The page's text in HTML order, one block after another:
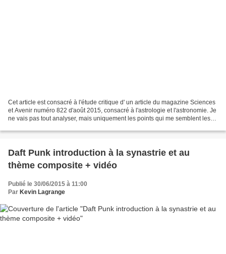
Cet article est consacré à l'étude critique d' un article du magazine Sciences
et Avenir numéro 822 d'août 2015, consacré à l'astrologie et l'astronomie. Je
ne vais pas tout analyser, mais uniquement les points qui me semblent les
Daft Punk introduction à la synastrie et au
thème composite + vidéo
Publié le 30/06/2015 à 11:00
Par Kevin Lagrange